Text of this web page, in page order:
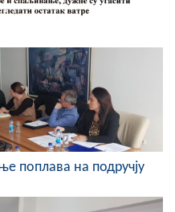
поплава на подручју